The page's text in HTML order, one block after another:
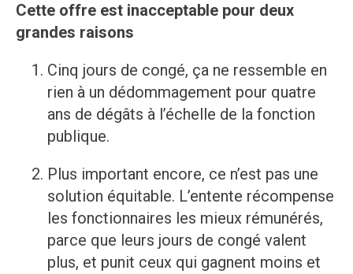
Cette offre est inacceptable pour deux
grandes raisons
Cinq jours de congé, ça ne ressemble en
rien à un dédommagement pour quatre
ans de dégâts à l’échelle de la fonction
publique.
Plus important encore, ce n’est pas une
solution équitable. L’entente récompense
les fonctionnaires les mieux rémunérés,
parce que leurs jours de congé valent
plus, et punit ceux qui gagnent moins et